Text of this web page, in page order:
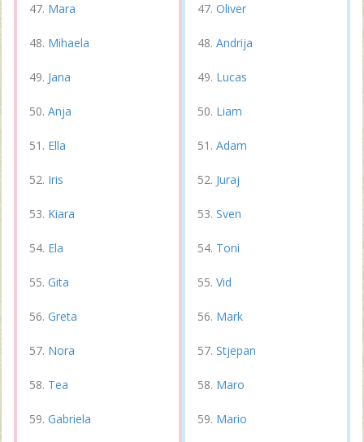
Mara
Mihaela
Jana
Anja
Ella
Iris
Kiara
Ela
Gita
Greta
Nora
Tea
Gabriela
Oliver
Andrija
Lucas
Liam
Adam
Juraj
Sven
Toni
Vid
Mark
Stjepan
Maro
Mario